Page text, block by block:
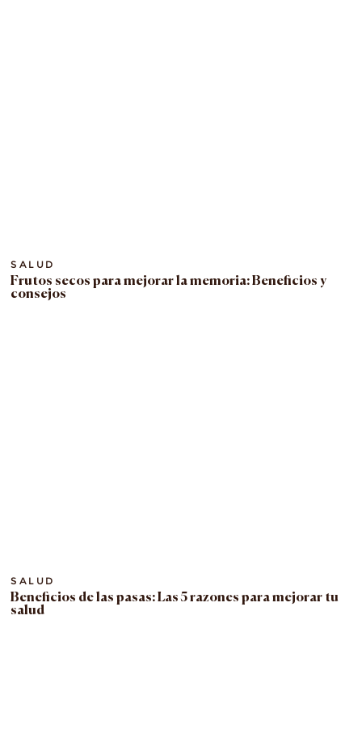
SALUD
Frutos secos para mejorar la memoria: Beneficios y
consejos
SALUD
Beneficios de las pasas: Las 5 razones para mejorar tu
salud